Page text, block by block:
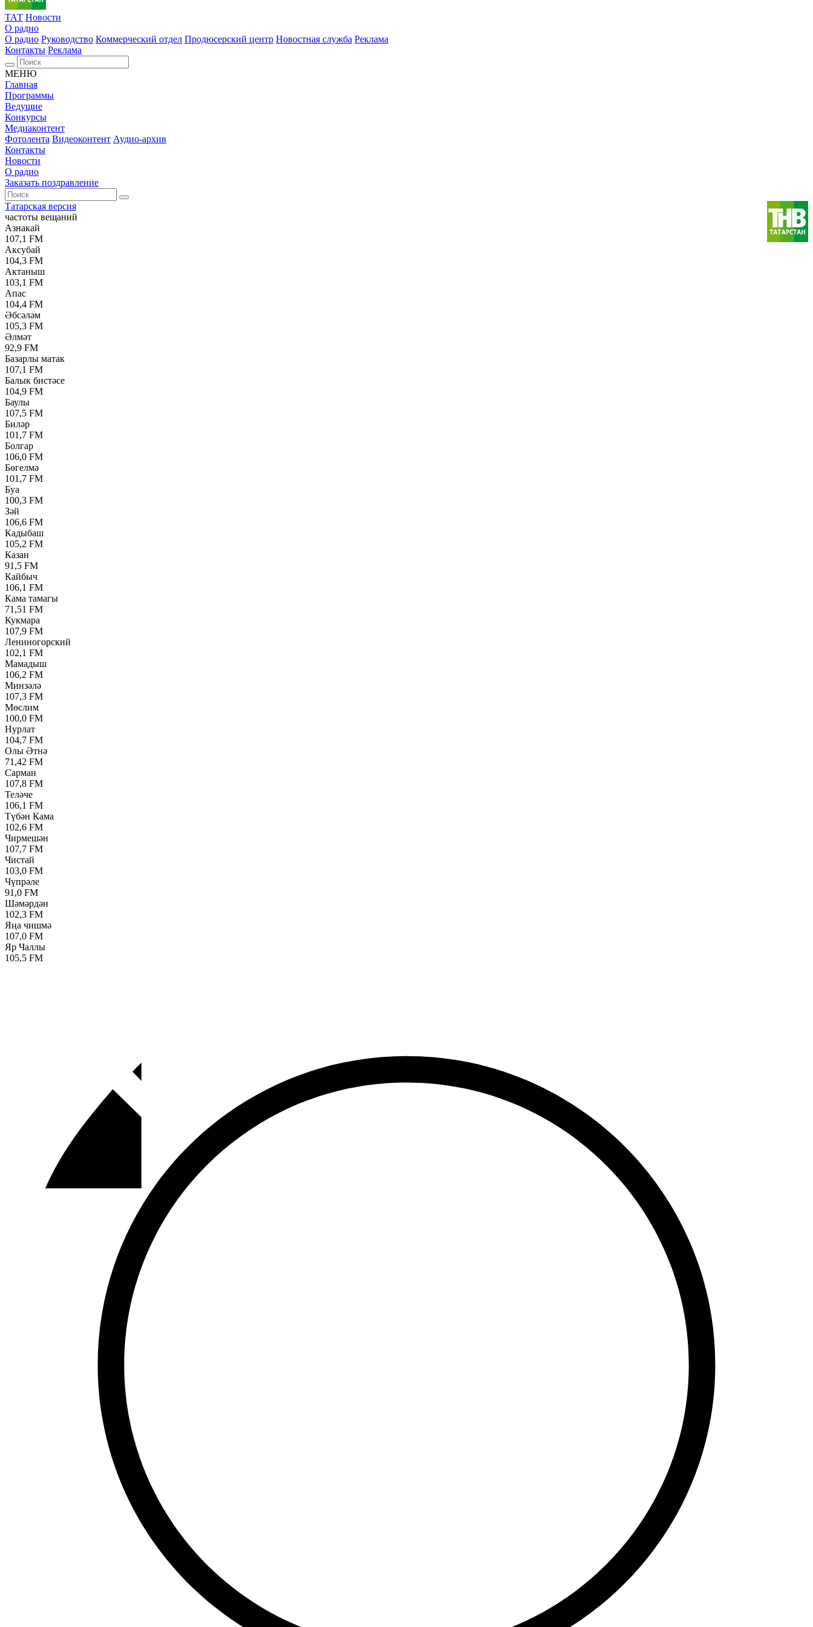
ТАТ Новости
О радио
О радио Руководство Коммерческий отдел Продюсерский центр Новостная служба Реклама
Контакты Реклама
МЕНЮ
Главная
Программы
Ведущие
Конкурсы
Медиаконтент
Фотолента Видеоконтент Аудио-архив
Контакты
Новости
О радио
Заказать поздравление
Татарская версия
частоты вещаний
Азнакай
107,1 FM
Аксубай
104,3 FM
Актаныш
103,1 FM
Апас
104,4 FM
Әбсәләм
105,3 FM
Әлмәт
92,9 FM
Базарлы матак
107,1 FM
Балык бистәсе
104,9 FM
Баулы
107,5 FM
Биләр
101,7 FM
Болгар
106,0 FM
Бөгелмә
101,7 FM
Буа
100,3 FM
Зәй
106,6 FM
Кадыбаш
105,2 FM
Казан
91,5 FM
Кайбыч
106,1 FM
Кама тамагы
71,51 FM
Кукмара
107,9 FM
Лениногорский
102,1 FM
Мамадыш
106,2 FM
Минзәлә
107,3 FM
Мөслим
100,0 FM
Нурлат
104,7 FM
Олы Әтнә
71,42 FM
Сарман
107,8 FM
Теләче
106,1 FM
Түбән Кама
102,6 FM
Чирмешән
107,7 FM
Чистай
103,0 FM
Чүпрәле
91,0 FM
Шәмәрдән
102,3 FM
Яңа чишмә
107,0 FM
Яр Чаллы
105,5 FM